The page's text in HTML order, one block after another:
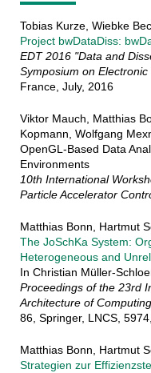
Tobias Kurze, Wiebke
Project bwDataDiss:
EDT 2016 "Data and
Symposium on
France, July, 2016
Viktor Mauch, Matthias
Kopmann, Wolfgang
OpenGL-Based Data
Environments
10th International
Particle Accelerator
Matthias Bonn, Hartmut
The JoSchKa System:
Heterogeneous and
In Christian Müller-
Proceedings of the 23rd
Architecture of
86, Springer, LNCS,
Matthias Bonn, Hartmut
Strategien zur